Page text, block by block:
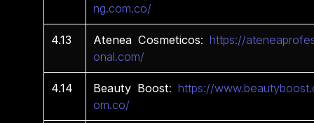
ng.com.co/
4.13 Atenea Cosmeticos:https://
onal.com/
4.14 Beauty Boost:https://
om.co/